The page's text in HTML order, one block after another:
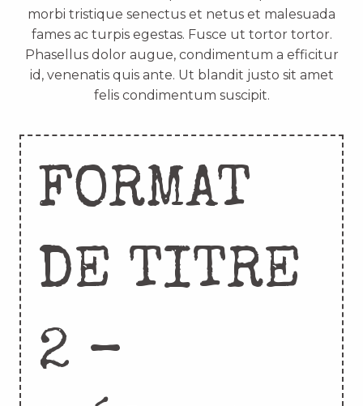
morbi tristique senectus et netus et malesuada
fames ac turpis egestas. Fusce ut tortor tortor.
Phasellus dolor augue, condimentum a efficitur
id, venenatis quis ante. Ut blandit justo sit amet
felis condimentum suscipit.
FORMAT
DE TITRE
2 –